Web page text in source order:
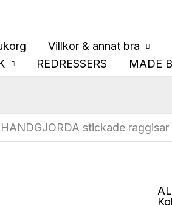
Villkor & annat bra
REDRESSERS MADE
HANDGJORDA stickade raggisar